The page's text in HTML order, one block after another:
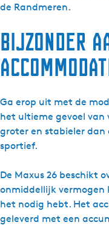
de Randmeren.
Bijzonder
Ga erop uit met de
het ultieme gevoel van
groter en stabieler dan
sportief.
​De Maxus 26 beschikt
onmiddellijk vermogen
het nodig hebt. Het
geleverd met een
s
6
E
e
t
r
i